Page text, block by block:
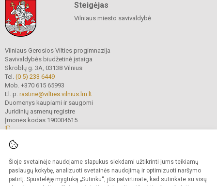
Šioje svetainėje naudojame slapukus siekdami užtikrinti jums teikiamų
paslaugų kokybę, analizuoti svetainės naudojimą ir optimizuoti naršymo
patirtį. Spustelėję mygtuką „Sutinku“, jūs patvirtinate, kad sutinkate su visų
Steigėjas
Vilniaus miesto savivaldybė
Vilniaus Gerosios Vilties progimnazija
Savivaldybės biudžetinė įstaiga
Skroblų g. 3A, 03138 Vilnius
Tel. (0 5) 233 6449
Mob. +370 615 65993
El. p. rastine@vilties.vilnius.lm.lt
Duomenys kaupiami ir saugomi
Juridinių asmenų registre
Įmonės kodas 190004615
Kopijuoti turinį be raštiško progimnazijos administracijos sutikimo griežtai
draudžiama.
Prieinamumo paraiška Slapukų valdymas